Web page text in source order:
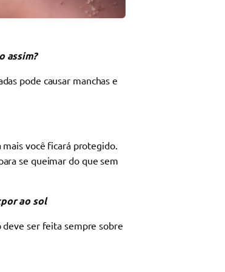
assim?
pode causar manchas e
você ficará protegido.
se queimar do que sem
ao sol
ser feita sempre sobre